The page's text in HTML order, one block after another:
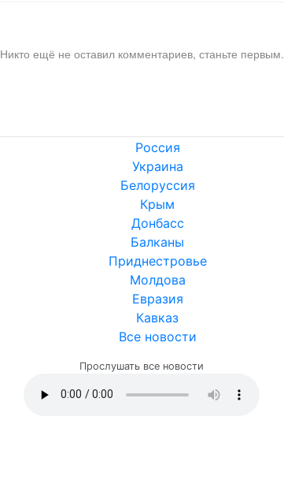
Никто ещё не оставил комментариев, станьте первым.
Россия
Украина
Белоруссия
Крым
Донбасс
Балканы
Приднестровье
Молдова
Евразия
Кавказ
Все новости
Прослушать все новости